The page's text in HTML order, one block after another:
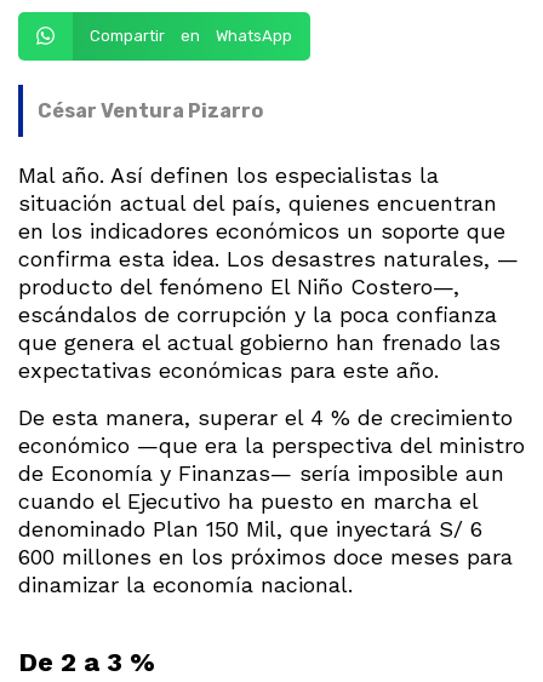
Compartir en WhatsApp
César Ventura Pizarro
Mal año. Así definen los especialistas la
situación actual del país, quienes encuentran
en los indicadores económicos un soporte que
confirma esta idea. Los desastres naturales, —
producto del fenómeno El Niño Costero—,
escándalos de corrupción y la poca confianza
que genera el actual gobierno han frenado las
expectativas económicas para este año.
De esta manera, superar el 4 % de crecimiento
económico —que era la perspectiva del ministro
de Economía y Finanzas— sería imposible aun
cuando el Ejecutivo ha puesto en marcha el
denominado Plan 150 Mil, que inyectará S/ 6
600 millones en los próximos doce meses para
dinamizar la economía nacional.
De 2 a 3 %